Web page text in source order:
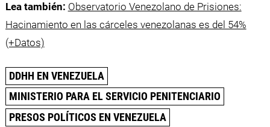
Lea también: Observatorio Venezolano de Prisiones:
Hacinamiento en las cárceles venezolanas es del 54%
(+Datos)
DDHH EN VENEZUELA
MINISTERIO PARA EL SERVICIO PENITENCIARIO
PRESOS POLÍTICOS EN VENEZUELA